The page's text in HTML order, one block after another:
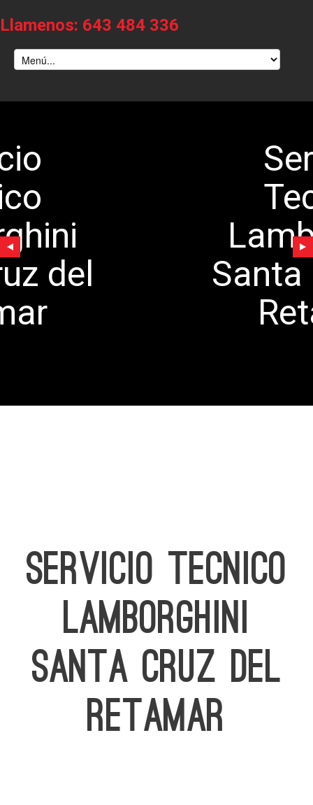
Llamenos: 643 484 336
Servicio
Tecnico
Lamborghini
Cruz del
Retamar
SERVICIO TECNICO
LAMBORGHINI
SANTA CRUZ DEL
RETAMAR